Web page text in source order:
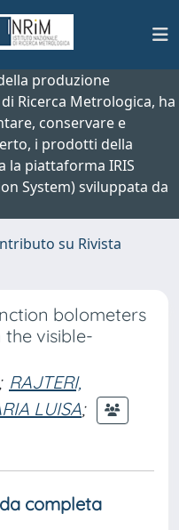
produzione
Ricerca Metrologica, ha
conservare e
i prodotti della
la piattaforma IRIS
System) sviluppata da
su Rivista
bolometers
visible-
RAJTERI,
LUISA;
completa